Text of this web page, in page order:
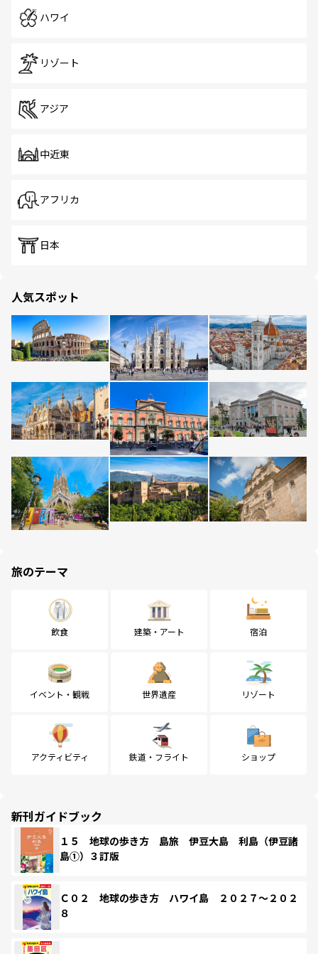
ハワイ
リゾート
アジア
中近東
アフリカ
日本
人気スポット
旅のテーマ
飲食 建築・アート 宿泊
イベント・観戦 世界遺産 リゾート
アクティビティ 鉄道・フライト ショップ
新刊ガイドブック
１５ 地球の歩き方 島旅 伊豆大島 利島（伊豆諸
島①）３訂版
Ｃ０２ 地球の歩き方 ハワイ島 ２０２７～２０２
８